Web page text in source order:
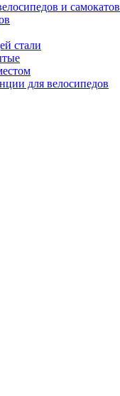
и самокатов
стали
для велосипедов